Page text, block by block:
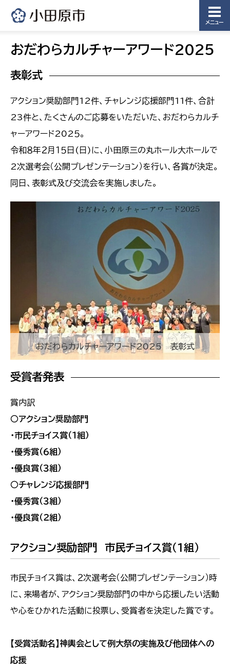
メニュー
おだわらカルチャーアワード2025
表彰式
アクション奨励部門12件、チャレンジ応援部門11件、合計
23件と、たくさんのご応募をいただいた、おだわらカルチ
ャーアワード202５。
令和８年２月１５日(日)に、小田原三の丸ホール大ホールで
2次選考会（公開プレゼンテーション）を行い、各賞が決定。
同日、表彰式及び交流会を実施しました。
おだわらカルチャーアワード2025 表彰式
受賞者発表
賞内訳
○アクション奨励部門
・市民チョイス賞（１組）
・優秀賞（６組）
・優良賞（３組）
○チャレンジ応援部門
・優秀賞（３組）
・優良賞（２組）
アクション奨励部門 市民チョイス賞（１組）
市民チョイス賞は、２次選考会（公開プレゼンテーション）時
に、来場者が、アクション奨励部門の中から応援したい活動
や心をひかれた活動に投票し、受賞者を決定した賞です。
【受賞活動名】神輿会として例大祭の実施及び他団体への
応援